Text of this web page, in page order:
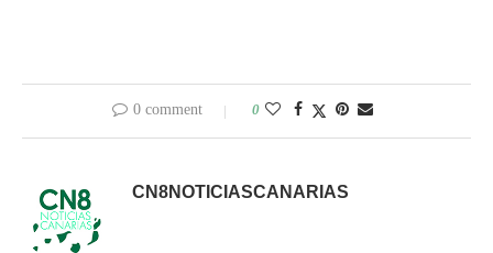
0 comment 0
CN8NOTICIASCANARIAS